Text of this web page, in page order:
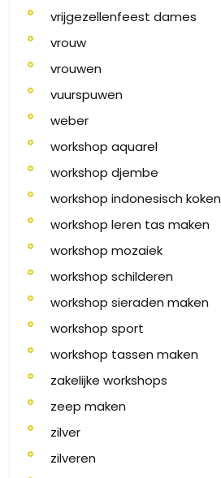
vrijgezellenfeest dames
vrouw
vrouwen
vuurspuwen
weber
workshop aquarel
workshop djembe
workshop indonesisch koken
workshop leren tas maken
workshop mozaiek
workshop schilderen
workshop sieraden maken
workshop sport
workshop tassen maken
zakelijke workshops
zeep maken
zilver
zilveren